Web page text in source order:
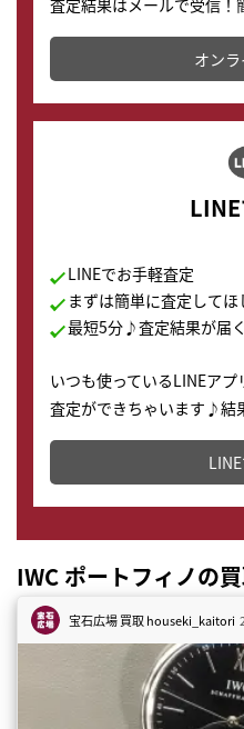
査定結果はメールで受信
かります。
オン
LINEでお手軽査定
まずは簡単に査定してほ
最短5分♪査定結果が届く
いつも使っているLINEア
査定ができちゃいます♪結
どこからでもすぐに査定
IWC ポートフィノの
宝石広場 買取houseki_kaitori